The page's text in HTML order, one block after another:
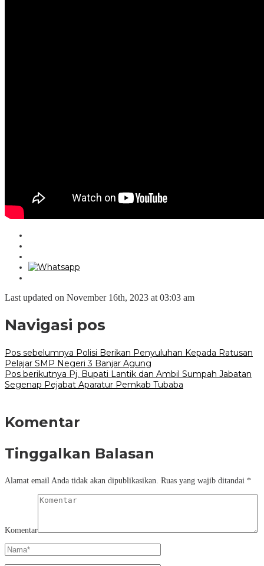
Last updated on November 16th, 2023 at 03:03 am
Navigasi pos
Pos sebelumnya Polisi Berikan Penyuluhan Kepada Ratusan
Pelajar SMP Negeri 3 Banjar Agung
Pos berikutnya Pj. Bupati Lantik dan Ambil Sumpah Jabatan
Segenap Pejabat Aparatur Pemkab Tubaba
Komentar
Tinggalkan Balasan
Alamat email Anda tidak akan dipublikasikan. Ruas yang wajib ditandai *
Komentar